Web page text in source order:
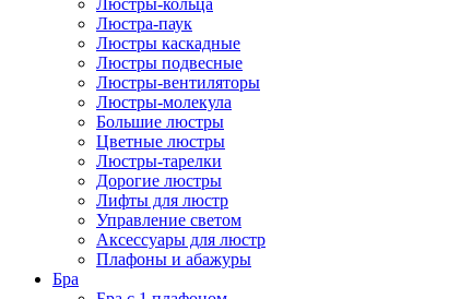
Люстры-кольца
Люстра-паук
Люстры каскадные
Люстры подвесные
Люстры-вентиляторы
Люстры-молекула
Большие люстры
Цветные люстры
Люстры-тарелки
Дорогие люстры
Лифты для люстр
Управление светом
Аксессуары для люстр
Плафоны и абажуры
Бра